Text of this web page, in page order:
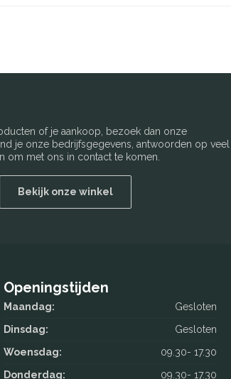
of je aankoop, bezoek dan onze
je onze bedrijfsgegevens, antwoorden op veel
om met ons in contact te komen.
Bekijk onze winkel
Openingstijden
Maandag:
Gesloten
Dinsdag:
Gesloten
Woensdag:
09.30- 17.30
Donderdag:
09.30- 17.30